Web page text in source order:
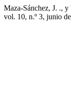
Maza-Sánchez, J. .,
vol. 10, n.º 3, junio